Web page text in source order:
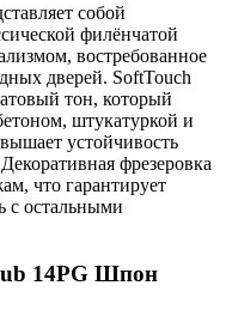
собой
филёнчатой
востребованное
дверей. SoftTouch
тон, который
штукатуркой и
устойчивость
фрезеровка
что гарантирует
с остальными
14PG Шпон